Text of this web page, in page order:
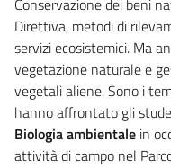
Conservazione dei beni
Direttiva, metodi di
servizi ecosistemici. Ma
vegetazione naturale e
vegetali aliene. Sono i
hanno affrontato gli
Biologia ambientale in
attività di campo nel